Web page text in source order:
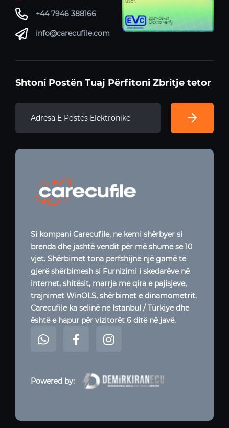
+44 7946 388166
info@carecufile.com
Shtoni Postën Tuaj Përfitoni Zbritje tetor
Si kompani Carecufile, ne kemi shërbyer si
brenda dhe jashtë vendit për më shumë se 10
vjet. Shërbimet tona përfshijnë një gamë të
gjerë shërbimesh si Furnizimi i skedarëve në
internet, shitësit, marrja me qira e pajisjeve,
trajnimet WinOLS, shërbimet e dinamometrit.
Carecufile ka selinë në Istanbul / Türkiye dhe
është e hapur për vizitorët 6 ditë në javë.
Powered by: